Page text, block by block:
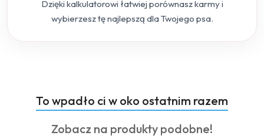
Dzięki kalkulatorowi łatwiej porównasz karmy i
wybierzesz tę najlepszą dla Twojego psa.
Pomiń karuzelę produktów
Produkty
o
statusie:
To wpadło ci w oko ostatnim razem
Produkty
Zobacz na produkty podobne!